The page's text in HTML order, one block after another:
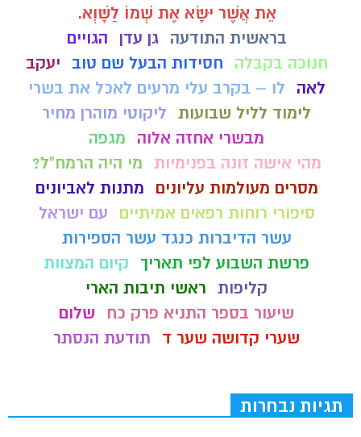
אֵת אֲשֶׁר יִשָּׂא אֶת שְׁמוֹ לַשָּׁוְא.
בראשית התודעה
גן עדן
הגויים
חנוכה בקבלה
חסידות הבעל שם טוב
יעקב
לאה
לו – בקרב עלי מרעים לאכל את בשרי
לימוד לליל שבועות ליקוטי מוהרן מחיר
מבשרי אחזה אלוה
מגפה
מהי אישה זונה בפנימיות מי היה הרמח"ל?
מסרים מעולמות עליונים
מתנות לאביונים
סיפורי רוחות רפאים אמיתיים
עם ישראל
עשר הדיברות כנגד עשר הספירות
פרשת השבוע לפי תאריך
קיום המצוות
קליפות ראשי תיבות הארי
שיעור בספר התניא פרק כח
שלום
שערי קדושה שער ד
תודעת הנסתר
תגיות נבחרות